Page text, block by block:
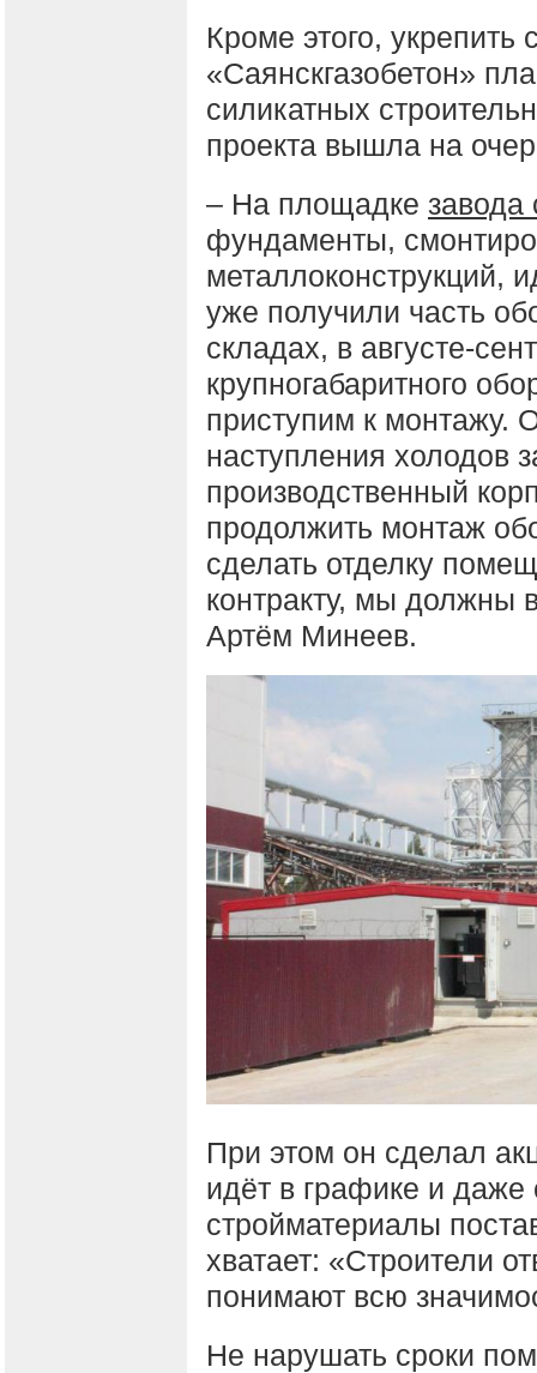
Кроме этого,
«Саянскгазобетон»
силикатных
проекта вышла на
– На площадке завода
фундаменты,
металлоконструкций,
уже получили часть
складах, в августе-
крупногабаритного
приступим к монтажу.
наступления холодов
производственный
продолжить монтаж
сделать отделку
контракту, мы должны
Артём Минеев.
При этом он сделал
идёт в графике и
стройматериалы
хватает: «Строители
понимают всю
Не нарушать сроки